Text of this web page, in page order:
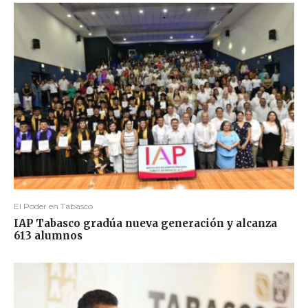
El Poder en Tabasco
IAP Tabasco gradúa nueva generación y alcanza
613 alumnos